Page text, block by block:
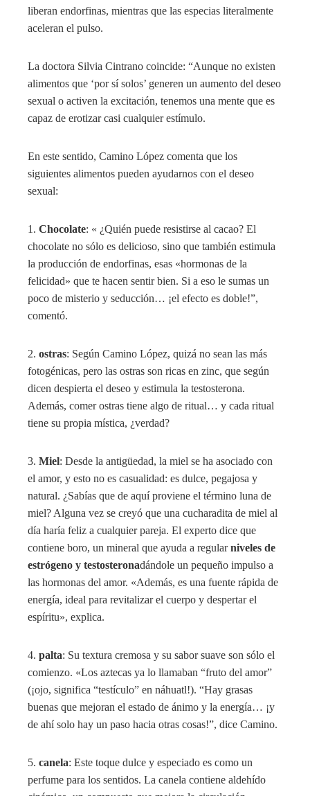
liberan endorfinas, mientras que las especias literalmente
aceleran el pulso.
La doctora Silvia Cintrano coincide: “Aunque no existen
alimentos que ‘por sí solos’ generen un aumento del deseo
sexual o activen la excitación, tenemos una mente que es
capaz de erotizar casi cualquier estímulo.
En este sentido, Camino López comenta que los
siguientes alimentos pueden ayudarnos con el deseo
sexual:
1. Chocolate: « ¿Quién puede resistirse al cacao? El
chocolate no sólo es delicioso, sino que también estimula
la producción de endorfinas, esas «hormonas de la
felicidad» que te hacen sentir bien. Si a eso le sumas un
poco de misterio y seducción… ¡el efecto es doble!”,
comentó.
2. ostras: Según Camino López, quizá no sean las más
fotogénicas, pero las ostras son ricas en zinc, que según
dicen despierta el deseo y estimula la testosterona.
Además, comer ostras tiene algo de ritual… y cada ritual
tiene su propia mística, ¿verdad?
3. Miel: Desde la antigüedad, la miel se ha asociado con
el amor, y esto no es casualidad: es dulce, pegajosa y
natural. ¿Sabías que de aquí proviene el término luna de
miel? Alguna vez se creyó que una cucharadita de miel al
día haría feliz a cualquier pareja. El experto dice que
contiene boro, un mineral que ayuda a regularniveles de
estrógeno y testosteronadándole un pequeño impulso a
las hormonas del amor. «Además, es una fuente rápida de
energía, ideal para revitalizar el cuerpo y despertar el
espíritu», explica.
4. palta: Su textura cremosa y su sabor suave son sólo el
comienzo. «Los aztecas ya lo llamaban “fruto del amor”
(¡ojo, significa “testículo” en náhuatl!). “Hay grasas
buenas que mejoran el estado de ánimo y la energía… ¡y
de ahí solo hay un paso hacia otras cosas!”, dice Camino.
5. canela: Este toque dulce y especiado es como un
perfume para los sentidos. La canela contiene aldehído